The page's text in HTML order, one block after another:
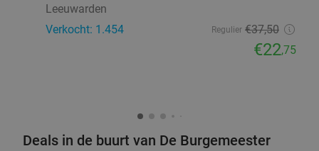
Leeuwarden
Verkocht: 1.454
Regulier €37,50
€22,75
Deals in de buurt van De Burgemeester